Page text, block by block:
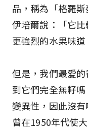
品，稱為「格羅
伊培爾說：「它
更強烈的水果味道
但是，我們最愛
到它們完全無籽
變異性，因此沒
曾在1950年代使